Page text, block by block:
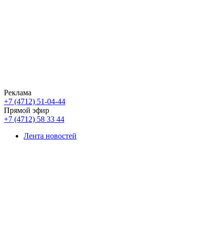
Реклама
+7 (4712) 51-04-44
Прямой эфир
+7 (4712) 58 33 44
Лента новостей